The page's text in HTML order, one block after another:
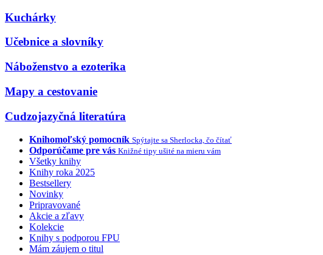
Kuchárky
Učebnice a slovníky
Náboženstvo a ezoterika
Mapy a cestovanie
Cudzojazyčná literatúra
Knihomoľský pomocník Spýtajte sa Sherlocka, čo čítať
Odporúčame pre vás Knižné tipy ušité na mieru vám
Všetky knihy
Knihy roka 2025
Bestsellery
Novinky
Pripravované
Akcie a zľavy
Kolekcie
Knihy s podporou FPU
Mám záujem o titul